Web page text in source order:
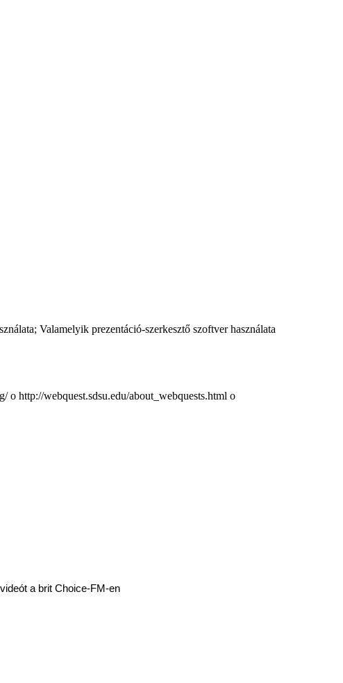
Valamelyik prezentáció-szerkesztő szoftver használata
o http://webquest.sdsu.edu/about_webquests.html o
a brit Choice-FM-en